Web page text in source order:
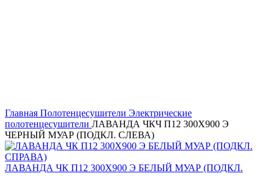
Главная Полотенцесушители Электрические
полотенцесушители ЛАВАНДА ЧКЧ П12 300Х900 Э
ЧЕРНЫЙ МУАР (ПОДКЛ. СЛЕВА)
ЛАВАНДА ЧК П12 300Х900 Э БЕЛЫЙ МУАР (ПОДКЛ.